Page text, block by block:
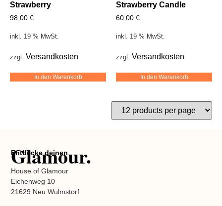
Strawberry
98,00 €
inkl. 19 % MwSt.
zzgl. Versandkosten
In den Warenkorb
Strawberry Candle
60,00 €
inkl. 19 % MwSt.
zzgl. Versandkosten
In den Warenkorb
Entdecke deinen
Glamour.
House of Glamour
Eichenweg 10
21629 Neu Wulmstorf